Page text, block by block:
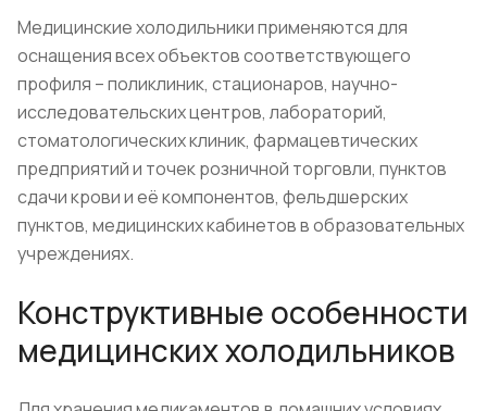
Медицинские холодильники применяются для
оснащения всех объектов соответствующего
профиля – поликлиник, стационаров, научно-
исследовательских центров, лабораторий,
стоматологических клиник, фармацевтических
предприятий и точек розничной торговли, пунктов
сдачи крови и её компонентов, фельдшерских
пунктов, медицинских кабинетов в образовательных
учреждениях.
Конструктивные особенности
медицинских холодильников